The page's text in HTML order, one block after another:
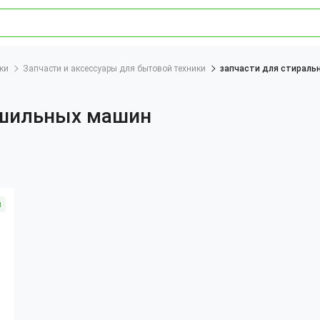
Запчасти и аксессуары для бытовой техники запчасти для
машин